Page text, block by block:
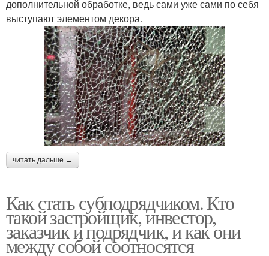
дополнительной обработке, ведь сами уже сами по себя
выступают элементом декора.
читать дальше →
Как стать субподрядчиком. Кто
такой застройщик, инвестор,
заказчик и подрядчик, и как они
между собой соотносятся